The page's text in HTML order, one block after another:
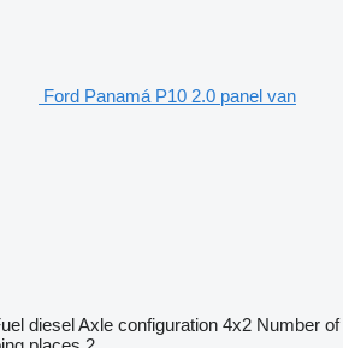
Ford Panamá P10 2.0 panel van
dieselAxle configuration 4x2 Number of